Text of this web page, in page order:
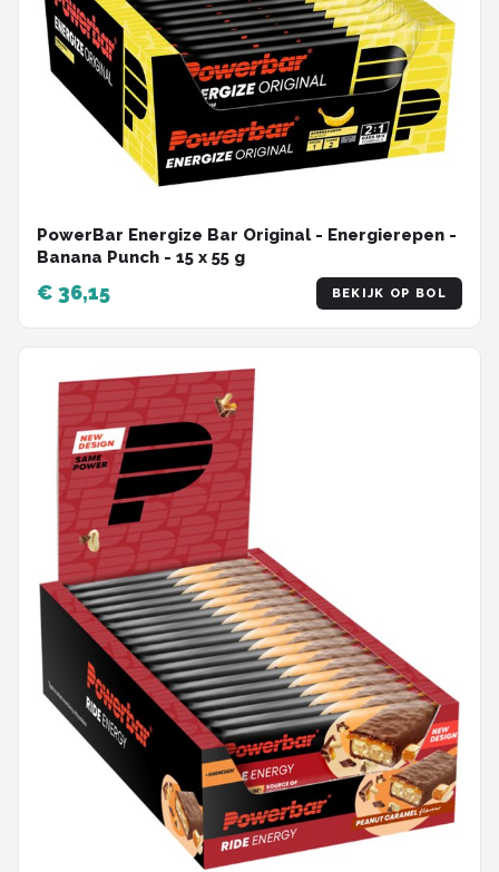
PowerBar Energize Bar Original - Energierepen -
Banana Punch - 15 x 55 g
€ 36,15 BEKIJK OP BOL